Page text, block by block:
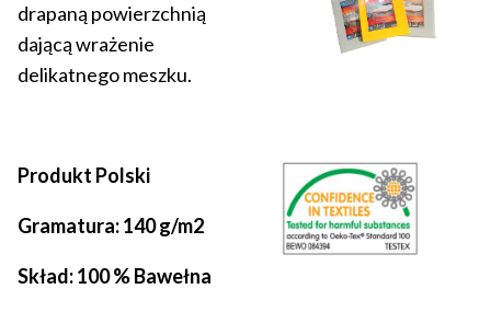
drapaną powierzchnią
dającą wrażenie
delikatnego meszku.
Produkt Polski
Gramatura: 140 g/m2
Skład: 100 % Bawełna